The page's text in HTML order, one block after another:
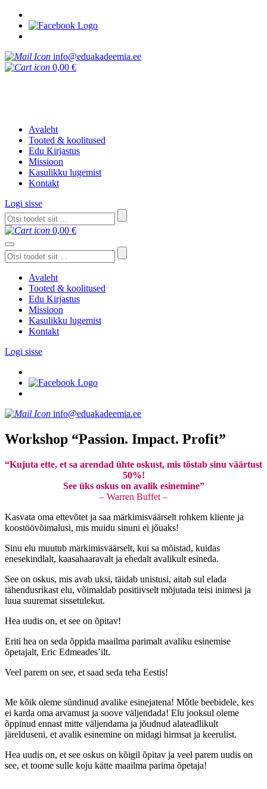
info@eduakadeemia.ee
0,00 €
Avaleht
Tooted & koolitused
Edu Kirjastus
Missioon
Kasulikku lugemist
Kontakt
Logi sisse
0,00 €
Avaleht
Tooted & koolitused
Edu Kirjastus
Missioon
Kasulikku lugemist
Kontakt
Logi sisse
info@eduakadeemia.ee
Workshop “Passion. Impact. Profit”
“Kujuta ette, et sa arendad ühte oskust, mis tõstab sinu väärtust
50%!
See üks oskus on avalik esinemine”
– Warren Buffet –
Kasvata oma ettevõtet ja saa märkimisväärselt rohkem kliente ja
koostöövõimalusi, mis muidu sinuni ei jõuaks!
Sinu elu muutub märkimisväärselt, kui sa mõistad, kuidas
enesekindlalt, kaasahaaravalt ja ehedalt avalikult esineda.
See on oskus, mis avab uksi, täidab unistusi, aitab sul elada
tähendusrikast elu, võimaldab positiivselt mõjutada teisi inimesi ja
luua suuremat sissetulekut.
Hea uudis on, et see on õpitav!
Eriti hea on seda õppida maailma parimalt avaliku esinemise
õpetajalt, Eric Edmeades’ilt.
Veel parem on see, et saad seda teha Eestis!
Me kõik oleme sündinud avalike esinejatena! Mõtle beebidele, kes
ei karda oma arvamust ja soove väljendada! Elu jooksul oleme
õppinud ennast mitte väljendama ja jõudnud alateadlikult
järelduseni, et avalik esinemine on midagi hirmsat ja keerulist.
Hea uudis on, et see oskus on kõigil õpitav ja veel parem uudis on
see, et toome sulle koju kätte maailma parima õpetaja!